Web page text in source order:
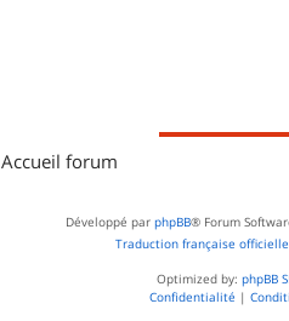
Accueil forum
Développé par phpBB® Forum
Traduction française officielle
Optimized by: phpBB
Confidentialité |